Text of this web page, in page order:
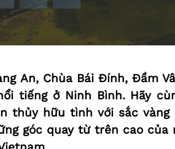
An, Chùa Bái Đính, Đầm
tiếng ở Ninh Bình. Hãy
thủy hữu tình với sắc vàng
góc quay từ trên cao của